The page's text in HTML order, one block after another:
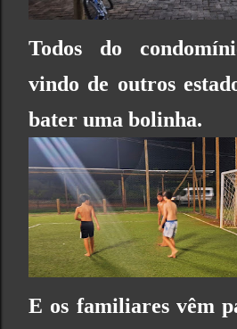
Todos do
vindo de outros
bater uma bolinha.
E os familiares vêm